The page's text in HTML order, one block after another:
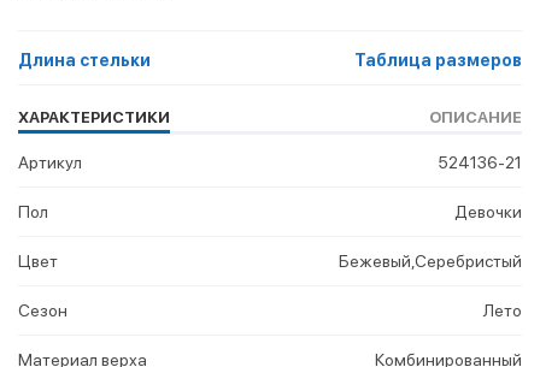
Длина стельки Таблица размеров
ХАРАКТЕРИСТИКИ ОПИСАНИЕ
Артикул 524136-21
Пол Девочки
Цвет Бежевый,Серебристый
Сезон Лето
Материал верха Комбинированный